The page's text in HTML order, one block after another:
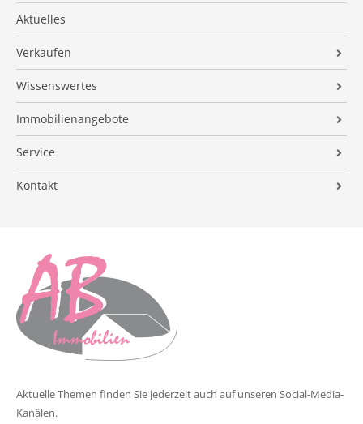
AB Immobilien
Qualifikationen
Kundenmeinungen
Aktuelles
Verkaufen
Makleralleinauftrag
Preisermittlung
Verkaufsvorbereitung
Nachbetreuung
Tipps für Privatverkäufer
Referenzobjekte
Verkaufsanfrage
Wissenswertes
AB IMMO-NEWS
Immobilien ABC
Immobilienangebote
Alle Immobilienangebote
Finanzierung
Service
Immobilienvermittlung
Formulare
Kontakt
Aktuelle Themen finden Sie jederzeit auch auf unseren Social-Media-
Kanälen.